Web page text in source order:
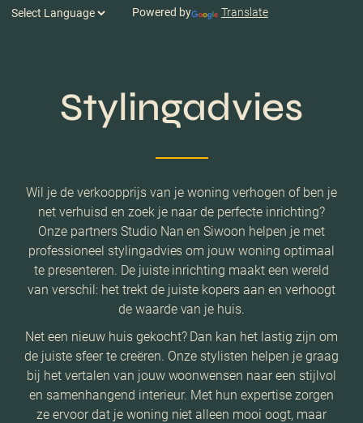
Powered by Translate
Stylingadvies
Wil je de verkoopprijs van je woning verhogen of ben je
net verhuisd en zoek je naar de perfecte inrichting?
Onze partners Studio Nan en Siwoon helpen je met
professioneel stylingadvies om jouw woning optimaal
te presenteren. De juiste inrichting maakt een wereld
van verschil: het trekt de juiste kopers aan en verhoogt
de waarde van je huis.
Net een nieuw huis gekocht? Dan kan het lastig zijn om
de juiste sfeer te creëren. Onze stylisten helpen je graag
bij het vertalen van jouw woonwensen naar een stijlvol
en samenhangend interieur. Met hun expertise zorgen
ze ervoor dat je woning niet alleen mooi oogt, maar